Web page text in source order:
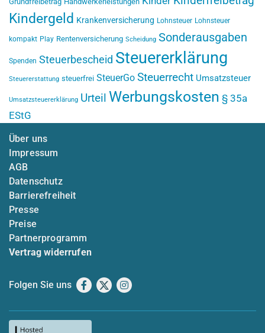
Kindergeld Krankenversicherung Lohnsteuer Lohnsteuer
kompakt Play Rentenversicherung Scheidung Sonderausgaben
Spenden Steuerbescheid Steuererklärung
Steuererstattung steuerfrei SteuerGo Steuerrecht Umsatzsteuer
Umsatzsteuererklärung Urteil Werbungskosten § 35a
EStG
Über uns
Impressum
AGB
Datenschutz
Barrierefreiheit
Presse
Preise
Partnerprogramm
Vertrag widerrufen
Folgen Sie uns Facebook
X Instagram